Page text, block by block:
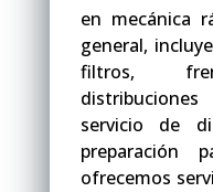
en mecánica
general,
filtros,
servicio de
preparación
ofrecemos